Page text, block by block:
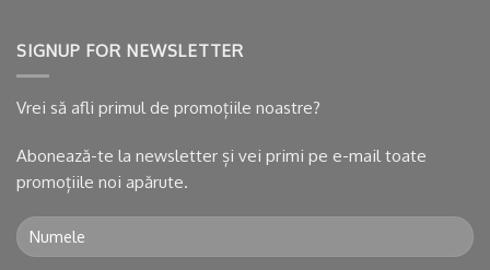
SIGNUP FOR NEWSLETTER
Vrei să afli primul de promoțiile noastre?
Abonează-te la newsletter și vei primi pe e-mail toate
promoțiile noi apărute.